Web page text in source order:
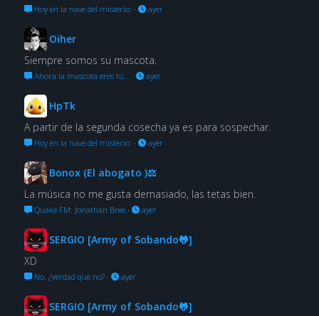
Hoy en la nave del misterio: · ayer
Oiher
Siempre somos su mascota.
Ahora la mascota eres tú… · ayer
HpTk
A partir de la segunda cosecha ya es para sospechar.
Hoy en la nave del misterio: · ayer
Bonox (El abogato )⚖
La música no me gusta demasiado, las tetas bien.
Quake FM: Jonathan Bree· ayer
SERGIO [Army of Sobando🐸]
XD
No. ¿Verdad que no?· ayer
SERGIO [Army of Sobando🐸]